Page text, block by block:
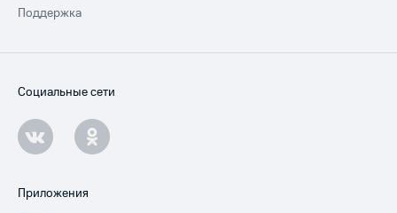
Поддержка
Социальные сети
Приложения